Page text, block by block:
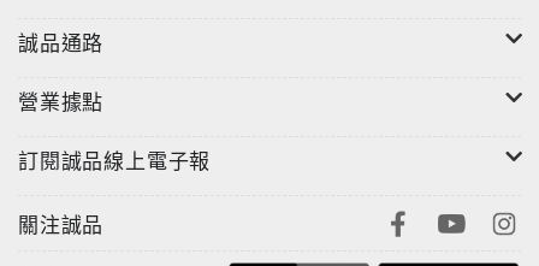
誠品通路
營業據點
訂閱誠品線上電子報
關注誠品